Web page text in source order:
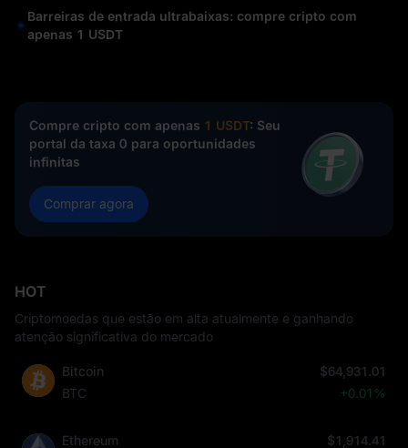
Barreiras de entrada ultrabaixas: compre cripto com
apenas 1 USDT
Compre cripto com apenas 1 USDT: Seu
portal da taxa 0 para oportunidades
infinitas
Comprar agora
HOT
Criptomoedas que estão em alta atualmente e ganhando
atenção significativa do mercado
Bitcoin
BTC
$64,931.01
+0.01%
Ethereum
$1,914.41